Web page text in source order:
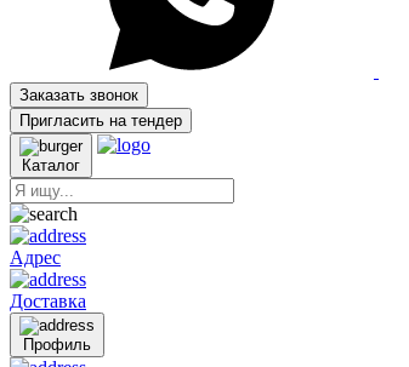
Заказать звонок
Пригласить на тендер
Каталог
Адрес
Доставка
Профиль